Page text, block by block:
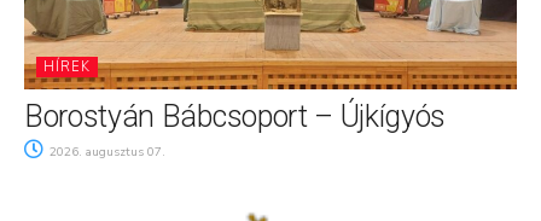
HÍREK
Borostyán Bábcsoport – Újkígyós
2026. augusztus 07.